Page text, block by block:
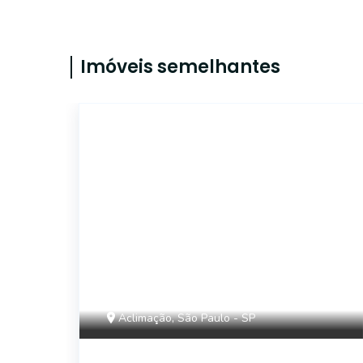
Imóveis semelhantes
Aclimação, São Paulo - SP